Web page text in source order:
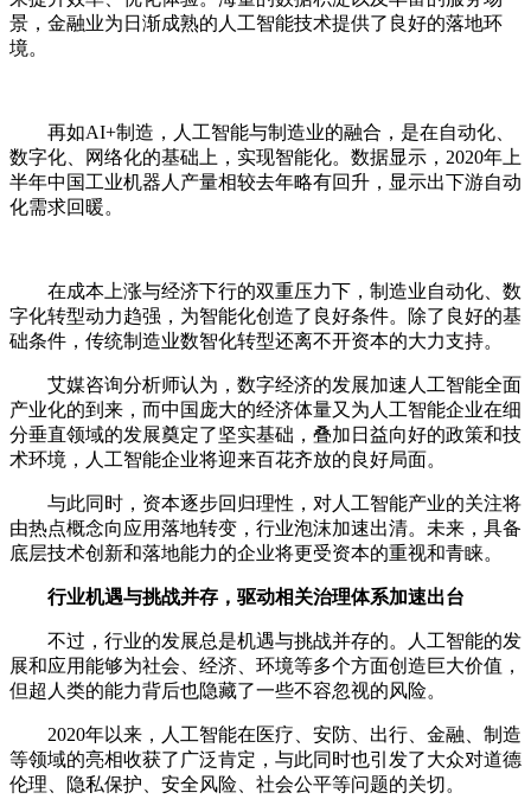
景，金融业为日渐成熟的人工智能技术提供了良好的落地环
境。
再如AI+制造，人工智能与制造业的融合，是在自动化、
数字化、网络化的基础上，实现智能化。数据显示，2020年上
半年中国工业机器人产量相较去年略有回升，显示出下游自动
化需求回暖。
在成本上涨与经济下行的双重压力下，制造业自动化、数
字化转型动力趋强，为智能化创造了良好条件。除了良好的基
础条件，传统制造业数智化转型还离不开资本的大力支持。
艾媒咨询分析师认为，数字经济的发展加速人工智能全面
产业化的到来，而中国庞大的经济体量又为人工智能企业在细
分垂直领域的发展奠定了坚实基础，叠加日益向好的政策和技
术环境，人工智能企业将迎来百花齐放的良好局面。
与此同时，资本逐步回归理性，对人工智能产业的关注将
由热点概念向应用落地转变，行业泡沫加速出清。未来，具备
底层技术创新和落地能力的企业将更受资本的重视和青睐。
行业机遇与挑战并存，驱动相关治理体系加速出台
不过，行业的发展总是机遇与挑战并存的。人工智能的发
展和应用能够为社会、经济、环境等多个方面创造巨大价值，
但超人类的能力背后也隐藏了一些不容忽视的风险。
2020年以来，人工智能在医疗、安防、出行、金融、制造
等领域的亮相收获了广泛肯定，与此同时也引发了大众对道德
伦理、隐私保护、安全风险、社会公平等问题的关切。